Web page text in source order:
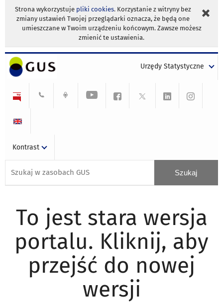
Strona wykorzystuje pliki cookies. Korzystanie z witryny bez
zmiany ustawień Twojej przeglądarki oznacza, że będą one
umieszczane w Twoim urządzeniu końcowym. Zawsze możesz
zmienić te ustawienia.
Urzędy Statystyczne
Kontrast
To jest stara wersja
portalu. Kliknij, aby
przejść do nowej
wersji